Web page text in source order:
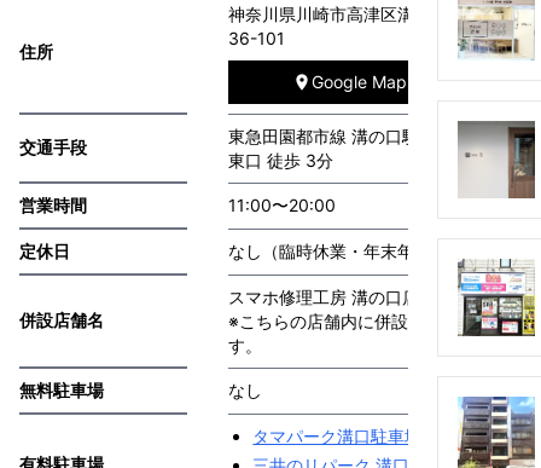
住所
神奈川県川崎市高津区溝口2丁目10-
36-101
Google Mapで見る
交通手段
東急田園都市線 溝の口駅
東口 徒歩 3分
営業時間 11:00〜20:00
定休日 なし（臨時休業・年末年始を除く）
併設店舗名
スマホ修理工房 溝の口店
※こちらの店舗内に併設されておりま
す。
無料駐車場 なし
有料駐車場
タマパーク溝口駐車場